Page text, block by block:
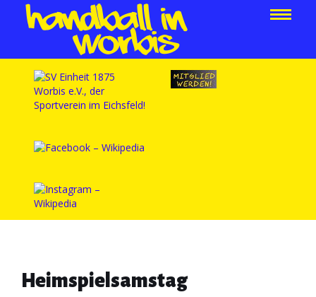
Heimspielsamstag